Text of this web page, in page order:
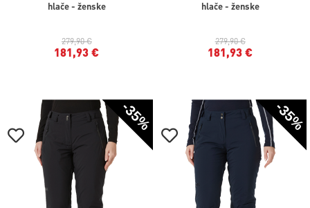
hlače - ženske
279,90 €
181,93 €
hlače - ženske
279,90 €
181,93 €
-35% -35%